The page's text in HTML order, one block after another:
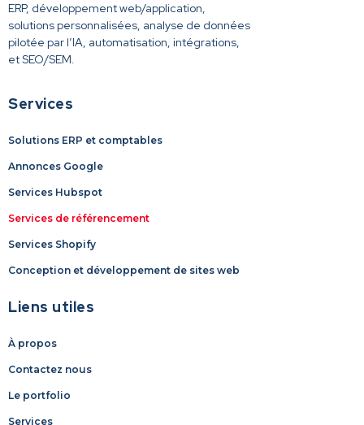
ERP, développement web/application,
solutions personnalisées, analyse de données
pilotée par l’IA, automatisation, intégrations,
et SEO/SEM.
Services
Solutions ERP et comptables
Annonces Google
Services Hubspot
Services de référencement
Services Shopify
Conception et développement de sites web
Liens utiles
À propos
Contactez nous
Le portfolio
Services